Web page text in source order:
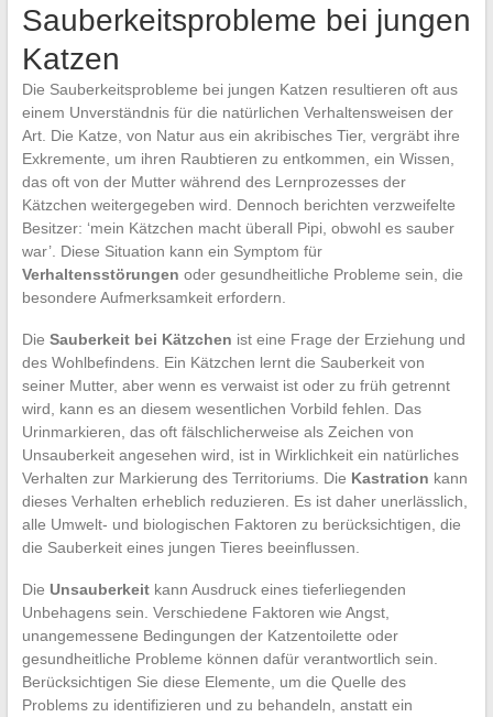
Sauberkeitsprobleme bei jungen
Katzen
Die Sauberkeitsprobleme bei jungen Katzen resultieren oft aus
einem Unverständnis für die natürlichen Verhaltensweisen der
Art. Die Katze, von Natur aus ein akribisches Tier, vergräbt ihre
Exkremente, um ihren Raubtieren zu entkommen, ein Wissen,
das oft von der Mutter während des Lernprozesses der
Kätzchen weitergegeben wird. Dennoch berichten verzweifelte
Besitzer: ‘mein Kätzchen macht überall Pipi, obwohl es sauber
war’. Diese Situation kann ein Symptom für
Verhaltensstörungen oder gesundheitliche Probleme sein, die
besondere Aufmerksamkeit erfordern.
Die Sauberkeit bei Kätzchen ist eine Frage der Erziehung und
des Wohlbefindens. Ein Kätzchen lernt die Sauberkeit von
seiner Mutter, aber wenn es verwaist ist oder zu früh getrennt
wird, kann es an diesem wesentlichen Vorbild fehlen. Das
Urinmarkieren, das oft fälschlicherweise als Zeichen von
Unsauberkeit angesehen wird, ist in Wirklichkeit ein natürliches
Verhalten zur Markierung des Territoriums. Die Kastration kann
dieses Verhalten erheblich reduzieren. Es ist daher unerlässlich,
alle Umwelt- und biologischen Faktoren zu berücksichtigen, die
die Sauberkeit eines jungen Tieres beeinflussen.
Die Unsauberkeitkann Ausdruck eines tieferliegenden
Unbehagens sein. Verschiedene Faktoren wie Angst,
unangemessene Bedingungen der Katzentoilette oder
gesundheitliche Probleme können dafür verantwortlich sein.
Berücksichtigen Sie diese Elemente, um die Quelle des
Problems zu identifizieren und zu behandeln, anstatt ein